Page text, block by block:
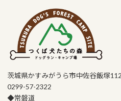
り
茨城県かすみがうら市中佐谷飯塚
0299-57-2322
◆常磐道